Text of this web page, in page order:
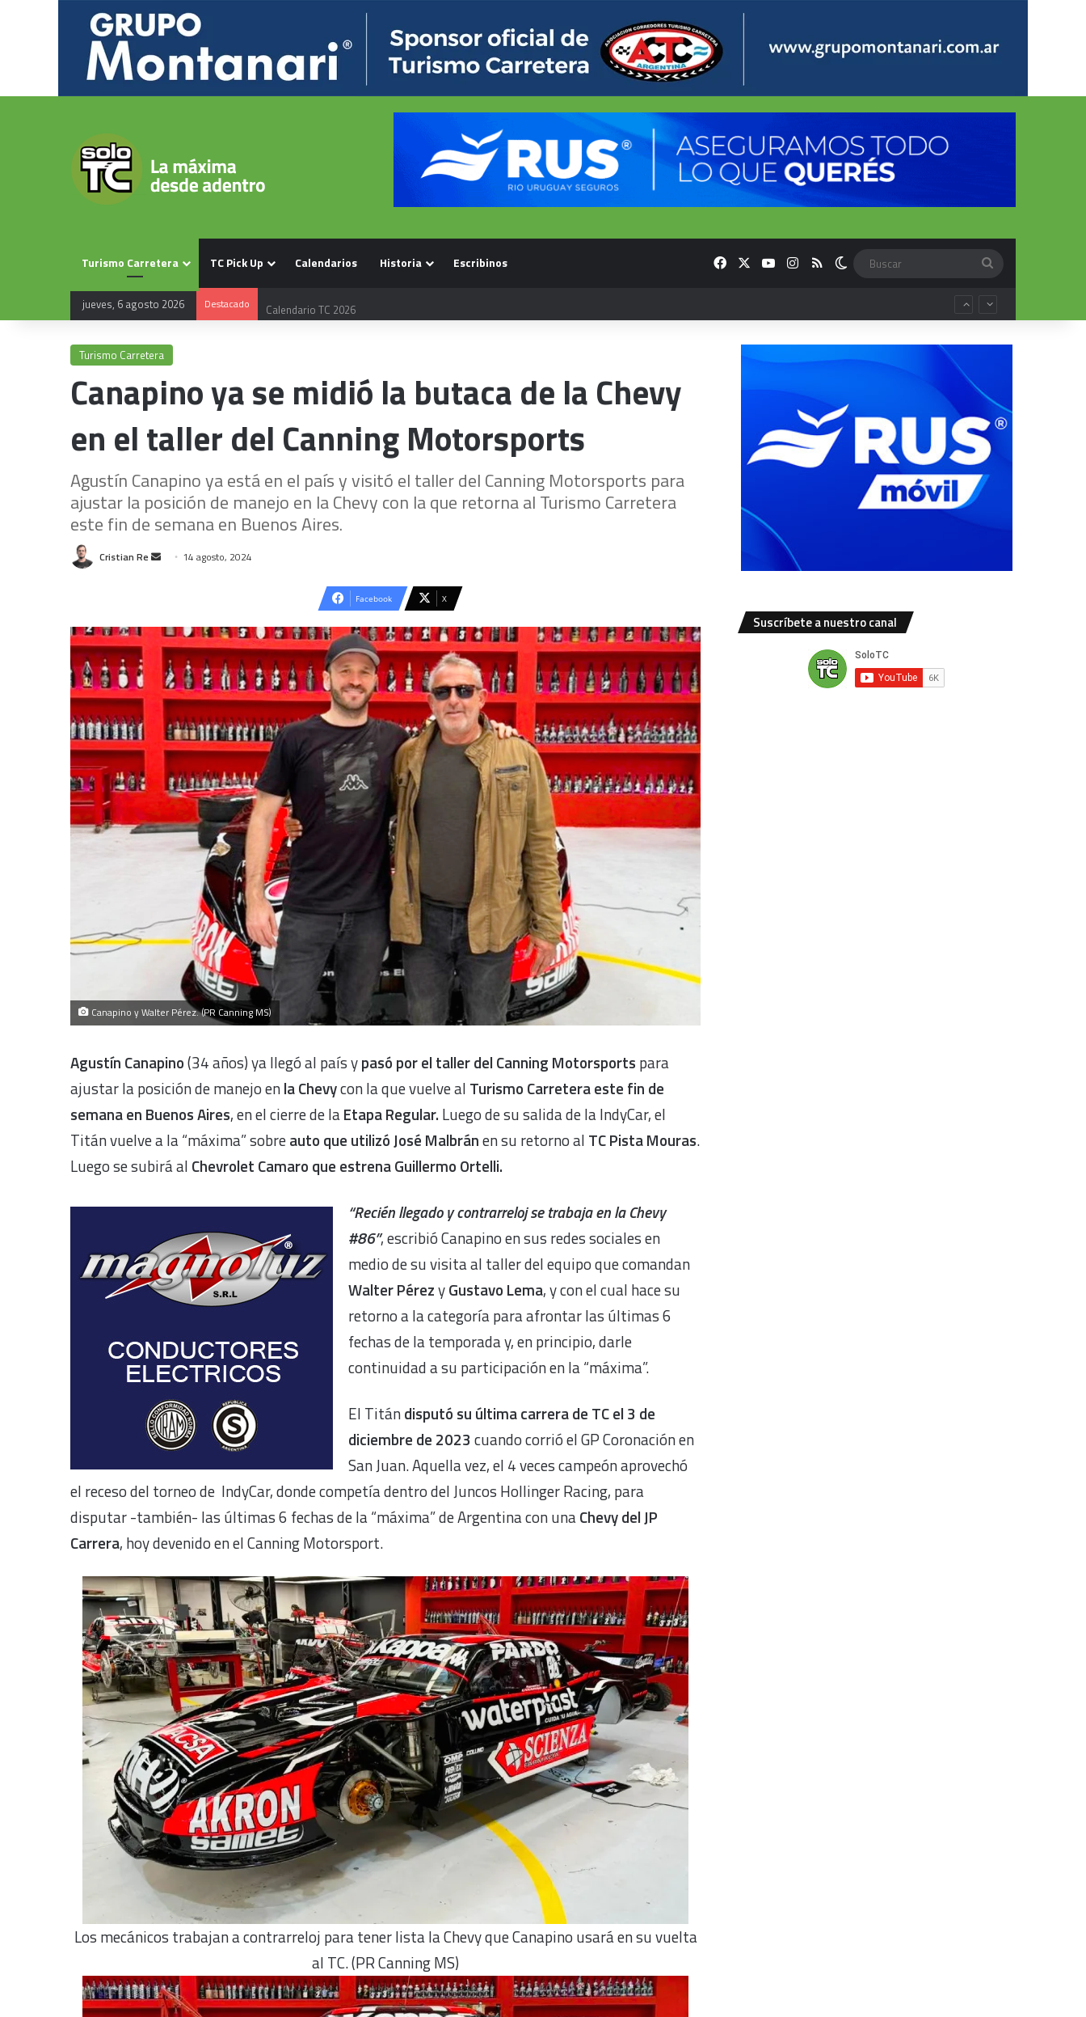
Turismo Carretera TC Pick Up Calendarios Historia Escribinos FacebookYouTubeInstagram
RSS Switch skin
jueves, 6 agosto 2026 Destacado Calendario TC 2026
Turismo Carretera
Canapino ya se midió la butaca de la Chevy
en el taller del Canning Motorsports
Agustín Canapino ya está en el país y visitó el taller del Canning Motorsports para
ajustar la posición de manejo en la Chevy con la que retorna al Turismo Carretera
este fin de semana en Buenos Aires.
Cristian Re
Send 14 agosto, 2024
Facebook X
Canapino y Walter Pérez. (PR Canning MS)
Agustín Canapino(34 años) ya llegó al país ypasó por el taller del Canning Motorsports para
ajustar la posición de manejo enla Chevycon la que vuelve al Turismo Carretera este fin de
semana en Buenos Aires, en el cierre de laEtapa Regular. Luego de su salida de la IndyCar, el
Titán vuelve a la “máxima” sobreauto que utilizó José Malbránen su retorno al TC Pista Mouras.
Luego se subirá al Chevrolet Camaro que estrena Guillermo Ortelli.
“Recién llegado y contrarreloj se trabaja en la Chevy
#86”, escribió Canapino en sus redes sociales en
medio de su visita al taller del equipo que comandan
Walter PérezyGustavo Lema, y con el cual hace su
retorno a la categoría para afrontar las últimas 6
fechas de la temporada y, en principio, darle
continuidad a su participación en la “máxima”.
El Titándisputó su última carrera de TC el 3 de
diciembre de 2023 cuando corrió el GP Coronación en
San Juan. Aquella vez, el 4 veces campeón aprovechó
el receso del torneo de IndyCar, donde competía dentro del Juncos Hollinger Racing, para
disputar -también- las últimas 6 fechas de la “máxima” de Argentina con unaChevy del JP
Carrera, hoy devenido en el Canning Motorsport.
Los mecánicos trabajan a contrarreloj para tener lista la Chevy que Canapino usará en su vuelta
al TC. (PR Canning MS)
Suscríbete a nuestro canal